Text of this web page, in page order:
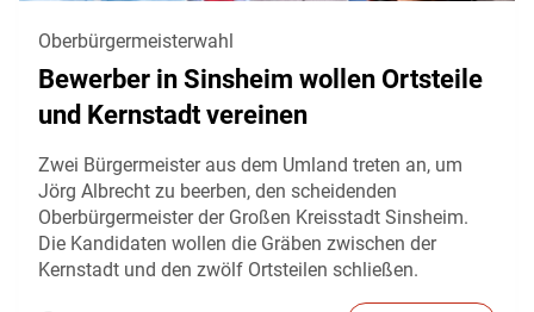
Oberbürgermeisterwahl
Bewerber in Sinsheim wollen Ortsteile
und Kernstadt vereinen
Zwei Bürgermeister aus dem Umland treten an, um
Jörg Albrecht zu beerben, den scheidenden
Oberbürgermeister der Großen Kreisstadt Sinsheim.
Die Kandidaten wollen die Gräben zwischen der
Kernstadt und den zwölf Ortsteilen schließen.